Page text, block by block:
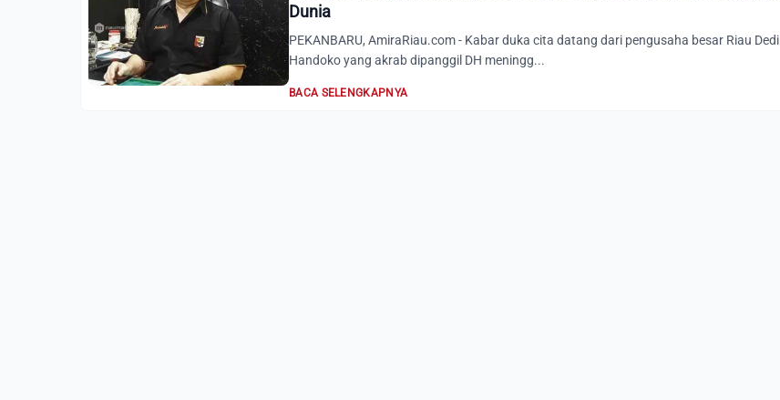
Dunia
PEKANBARU, AmiraRiau.com - Kabar duka cita datang dari pengusaha besar Riau Dedi
Handoko yang akrab dipanggil DH meningg...
BACA SELENGKAPNYA